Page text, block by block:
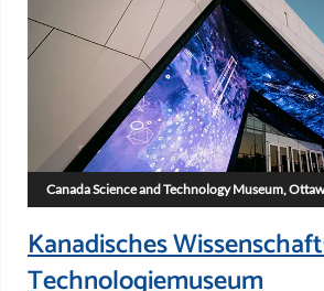
Canada Science and Technology Museum,
Kanadisches
Technologiemuseum